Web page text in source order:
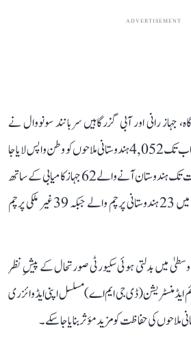
ADVERTISEMENT
جہاز رانی اور آبی گزرگاہیں سربانند سونووال نے
پارلیمنٹ کو بتایا کہ خلیجی خطے سے اب تک 4,052 ہندوستانی ملاحوں کو وطن واپس لایا جا
چکا ہے۔ انہوں نے کہا کہ 3 اگست تک ہندوستان آنے والے 62 جہاز کامیابی کے ساتھ
آبنائے ہرمز سے گزرے، جن میں 23 ہندوستانی پرچم والے جبکہ 39 غیر ملکی پرچم
میں بدلتی ہوئی سکیورٹی صورتحال کے پیشِ نظر
(ڈی جی ایم اے) مسلسل اپنی ایڈوائزری
ملاحوں کی حفاظت کو مزید مؤثر بنایا جا سکے۔